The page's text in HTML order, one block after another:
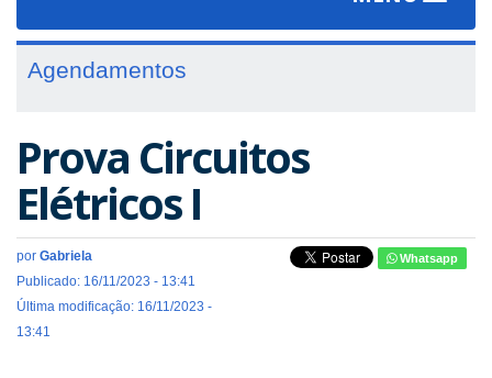
Agendamentos
Prova Circuitos
Elétricos I
por Gabriela
Publicado: 16/11/2023 - 13:41
Última modificação: 16/11/2023 -
13:41
Whatsapp